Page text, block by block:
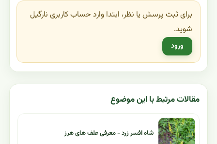
برای ثبت پرسش یا نظر، ابتدا وارد حساب کاربری نارگیل
شوید.
ورود
مقالات مرتبط با این موضوع
شاه افسر زرد - معرفی علف های هرز